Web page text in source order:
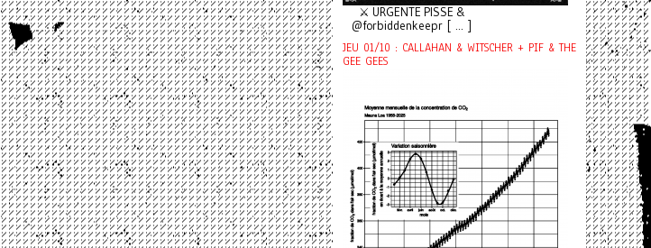
⚔️ URGENTE PISSE &
@forbiddenkeepr [ ... ]
JEU 01/10 : CALLAHAN & WITSCHER + PIF & THE
GEE GEES